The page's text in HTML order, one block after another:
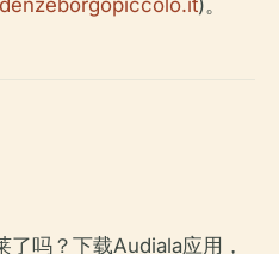
)。
吗？下载Audiala应用，